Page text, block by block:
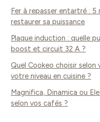
Fer à repasser entartré :
restaurer sa puissance
Plaque induction : quelle
boost et circuit 32 A ?
Quel Cookeo choisir
votre niveau en cuisine ?
Magnifica, Dinamica ou
selon vos cafés ?